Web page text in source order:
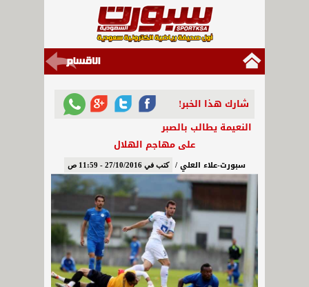
شارك هذا الخبر!
النعيمة يطالب بالصبر
على مهاجم الهلال
سبورت-علاء العلي / كتب في 27/10/2016 - 11:59 ص